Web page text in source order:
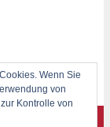
Wenn Sie
von
Kontrolle von